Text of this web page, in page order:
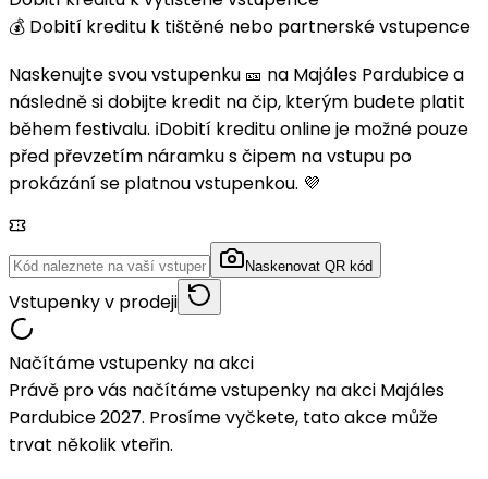
💰 Dobití kreditu k tištěné nebo partnerské vstupence
Naskenujte svou vstupenku 🎫 na Majáles Pardubice a
následně si dobijte kredit na čip, kterým budete platit
během festivalu. ℹ️Dobití kreditu online je možné pouze
před převzetím náramku s čipem na vstupu po
prokázání se platnou vstupenkou. 💜
Naskenovat QR kód
Vstupenky v prodeji
Načítáme vstupenky na akci
Právě pro vás načítáme vstupenky na akci Majáles
Pardubice 2027. Prosíme vyčkete, tato akce může
trvat několik vteřin.